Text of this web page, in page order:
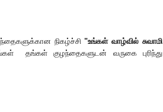
ன நிகழ்ச்சி"உங்கள் வாழ்வில் சுவாமி
தங்கள் குழந்தைகளுடன் வருகை புரிந்து